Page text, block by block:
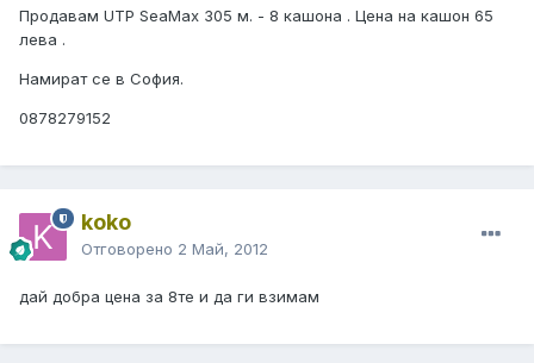
Продавам UTP SeaMax 305 м. - 8 кашона . Цена на кашон 65
лева .
Намират се в София.
0878279152
koko
Отговорено 2 Май, 2012
дай добра цена за 8те и да ги взимам